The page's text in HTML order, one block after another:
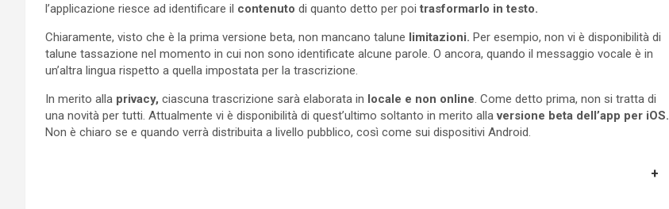
l’applicazione riesce ad identificare il contenuto di quanto detto per poi trasformarlo in testo.
Chiaramente, visto che è la prima versione beta, non mancano talune limitazioni. Per esempio, non vi è disponibilità di
talune tassazione nel momento in cui non sono identificate alcune parole. O ancora, quando il messaggio vocale è in
un’altra lingua rispetto a quella impostata per la trascrizione.
In merito alla privacy, ciascuna trascrizione sarà elaborata in locale e non online. Come detto prima, non si tratta di
una novità per tutti. Attualmente vi è disponibilità di quest’ultimo soltanto in merito allaversione beta dell’app per iOS.
Non è chiaro se e quando verrà distribuita a livello pubblico, così come sui dispositivi Android.